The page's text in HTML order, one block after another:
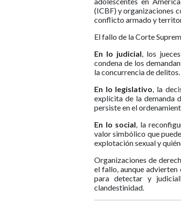
(ICBF) y organizaciones
conflicto armado y
El fallo de la Corte
En lo judicial, los
condena de los
la concurrencia de delitos.
En lo legislativo, la
explícita de la demanda
persiste en el
En lo social, la
valor simbólico que
explotación sexual y
Organizaciones de
el fallo, aunque
para detectar y
clandestinidad.